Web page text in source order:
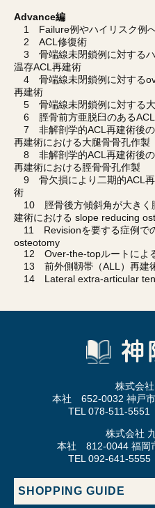
Advance編
1 Failure例やハイリスク例
2 ACL修復術
3 骨端線未閉鎖例に対するハ
温存ACL再建術
4 骨端線未閉鎖例に対する
再建術
5 骨端線未閉鎖例に対する大
6 脛骨前方亜脱臼のあるACL
7 非解剖学的ACL再建術後の
再建術における大腿骨骨孔作製
8 非解剖学的ACL再建術後の
再建術における脛骨骨孔作製
9 骨欠損により二期的ACL再
術
10 脛骨後方傾斜角が大きく
建術における slope reducing
11 Revisionを要する症例で
osteotomy
12 Over-the-topルートによ
13 前外側靱帯（ALL）再建
14 Lateral extra-articular
株式会
本社 652-0032 神戸
TEL 078-511-
株式会社
本社 812-0044 福岡
TEL 092-641-
SHOPPING GUIDE